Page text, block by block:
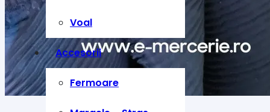
Voal
Accesorii
Fermoare